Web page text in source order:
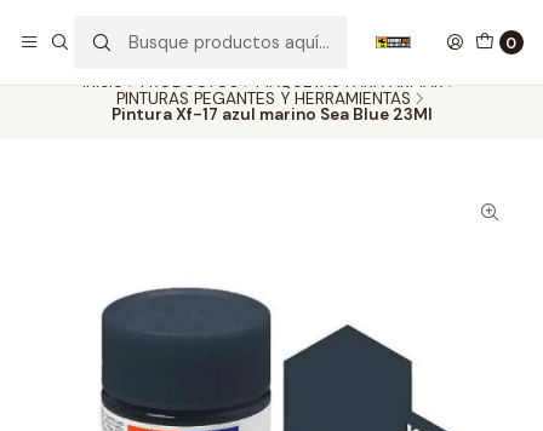
0
Inicio PRODUCTOS
MAQUETAS PARA ARMAR
PINTURAS PEGANTES Y HERRAMIENTAS
Pintura Xf-17 azul marino Sea Blue 23Ml